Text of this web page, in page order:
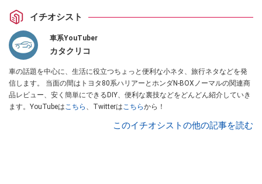
イチオシスト
車系YouTuber
カタクリコ
車の話題を中心に、生活に役立つちょっと便利な小ネタ、旅行ネタなどを発
信します。 当面の間はトヨタ80系ハリアーとホンダN-BOXノーマルの関連商
品レビュー、安く簡単にできるDIY、便利な裏技などをどんどん紹介していき
ます。YouTubeはこちら 、Twitterはこちらから！
このイチオシストの他の記事を読む